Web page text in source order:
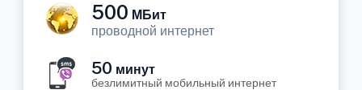
500 МБит
проводной интернет
50 минут
безлимитный мобильный интернет